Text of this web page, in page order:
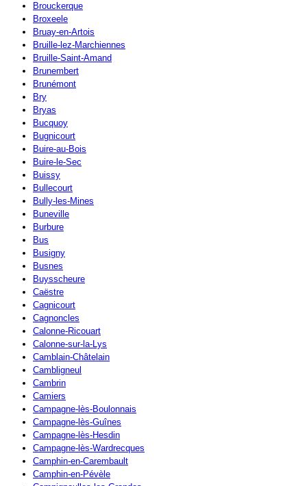
Brouckerque
Broxeele
Bruay-en-Artois
Bruille-lez-Marchiennes
Bruille-Saint-Amand
Brunembert
Brunémont
Bry
Bryas
Bucquoy
Bugnicourt
Buire-au-Bois
Buire-le-Sec
Buissy
Bullecourt
Bully-les-Mines
Buneville
Burbure
Bus
Busigny
Busnes
Buysscheure
Caëstre
Cagnicourt
Cagnoncles
Calonne-Ricouart
Calonne-sur-la-Lys
Camblain-Châtelain
Cambligneul
Cambrin
Camiers
Campagne-lès-Boulonnais
Campagne-lès-Guînes
Campagne-lès-Hesdin
Campagne-lès-Wardrecques
Camphin-en-Carembault
Camphin-en-Pévèle